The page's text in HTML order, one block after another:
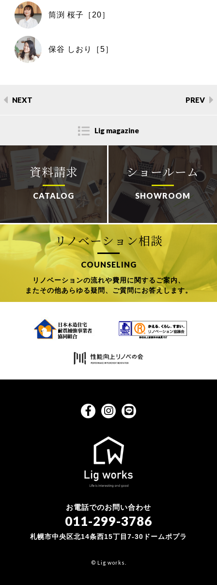
筒渕 桜子［20］
保谷 しおり［5］
NEXT PREV
Lig magazine
資料請求
CATALOG
ショールーム
SHOWROOM
リノベーション相談
COUNSELING
リノベーションの流れや費用に関するご案内、
またその他あらゆる疑問、ご質問にお答えします。
お電話でのお問い合わせ
011-299-3786
札幌市中央区北14条西15丁目7-30ドームポプラ
© Lig works.